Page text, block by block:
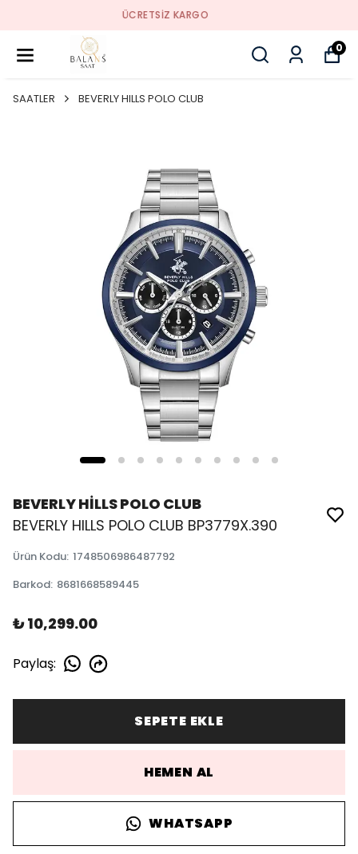
SORUNSUZ İADE
0
SAATLER BEVERLY HILLS POLO CLUB
BEVERLY HİLLS POLO CLUB
BEVERLY HILLS POLO CLUB BP3779X.390
Ürün Kodu: 1748506986487792
Barkod: 8681668589445
₺ 10,299.00
Paylaş:
SEPETE EKLE
HEMEN AL
WHATSAPP